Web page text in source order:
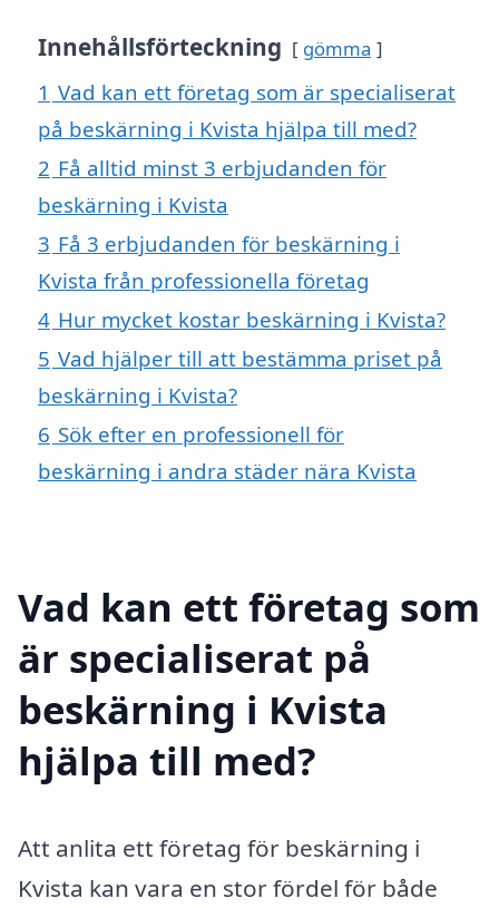
Innehållsförteckning gömma
1 Vad kan ett företag som är specialiserat
på beskärning i Kvista hjälpa till med?
2 Få alltid minst 3 erbjudanden för
beskärning i Kvista
3 Få 3 erbjudanden för beskärning i
Kvista från professionella företag
4 Hur mycket kostar beskärning i Kvista?
5 Vad hjälper till att bestämma priset på
beskärning i Kvista?
6 Sök efter en professionell för
beskärning i andra städer nära Kvista
Vad kan ett företag som
är specialiserat på
beskärning i Kvista
hjälpa till med?
Att anlita ett företag för beskärning i
Kvista kan vara en stor fördel för både